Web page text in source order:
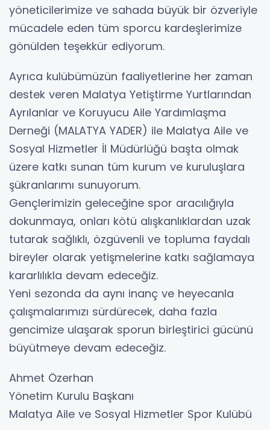
yöneticilerimize ve sahada büyük bir özveriyle
mücadele eden tüm sporcu kardeşlerimize
gönülden teşekkür ediyorum.
Ayrıca kulübümüzün faaliyetlerine her zaman
destek veren Malatya Yetiştirme Yurtlarından
Ayrılanlar ve Koruyucu Aile Yardımlaşma
Derneği (MALATYA YADER) ile Malatya Aile ve
Sosyal Hizmetler İl Müdürlüğü başta olmak
üzere katkı sunan tüm kurum ve kuruluşlara
şükranlarımı sunuyorum.
Gençlerimizin geleceğine spor aracılığıyla
dokunmaya, onları kötü alışkanlıklardan uzak
tutarak sağlıklı, özgüvenli ve topluma faydalı
bireyler olarak yetişmelerine katkı sağlamaya
kararlılıkla devam edeceğiz.
Yeni sezonda da aynı inanç ve heyecanla
çalışmalarımızı sürdürecek, daha fazla
gencimize ulaşarak sporun birleştirici gücünü
büyütmeye devam edeceğiz.
Ahmet Özerhan
Yönetim Kurulu Başkanı
Malatya Aile ve Sosyal Hizmetler Spor Kulübü